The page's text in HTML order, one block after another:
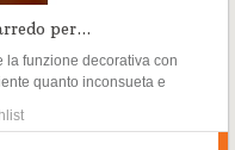
per...
la funzione decorativa con
quanto inconsueta e
essere inserito non solo in